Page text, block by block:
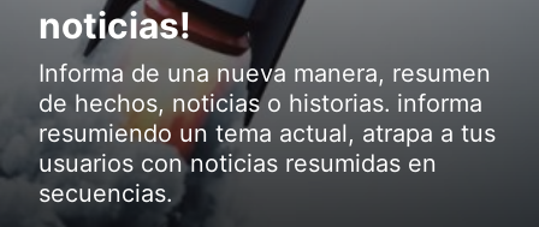
noticias!
Informa de una nueva manera, resumen
de hechos, noticias o historias. informa
resumiendo un tema actual, atrapa a tus
usuarios con noticias resumidas en
secuencias.